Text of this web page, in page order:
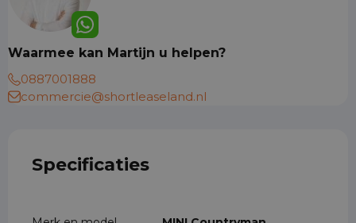
Waarmee kan Martijn u helpen?
0887001888
commercie@shortleaseland.nl
Specificaties